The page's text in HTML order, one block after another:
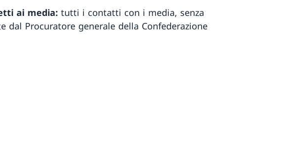
ai media: tutti i contatti con i media, senza
Procuratore generale della Confederazione